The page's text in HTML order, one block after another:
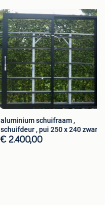
aluminium schuifraam ,
schuifdeur , pui 250 x 240 zwart
€ 2.400,00